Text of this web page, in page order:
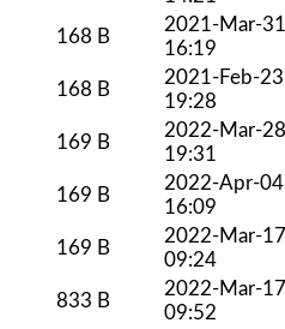
168 B
2021-Mar-31
16:19
168 B
2021-Feb-23
19:28
169 B
2022-Mar-28
19:31
169 B
2022-Apr-04
16:09
169 B
2022-Mar-17
09:24
833 B
2022-Mar-17
09:52